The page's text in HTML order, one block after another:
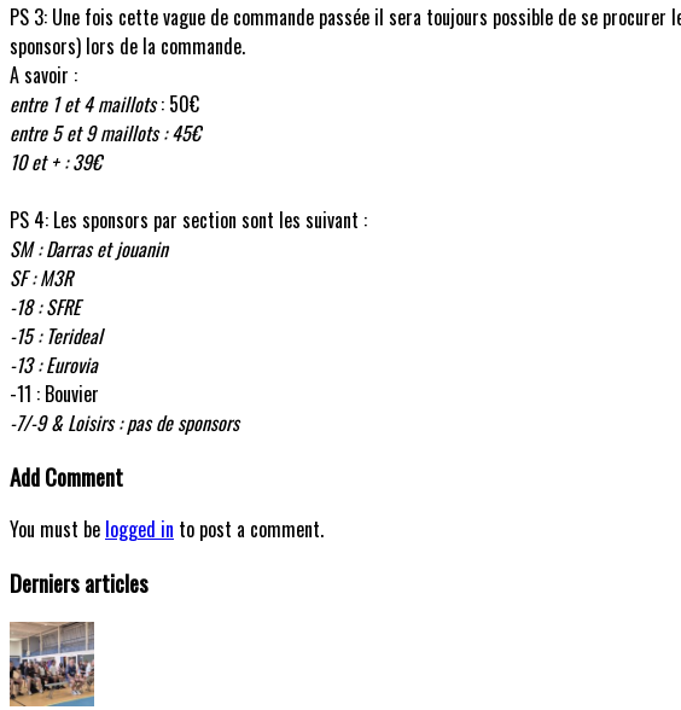
PS 3: Une fois cette vague de commande passée il sera toujours possible de se
sponsors) lors de la commande.
A savoir :
entre 1 et 4 maillots: 50€
entre 5 et 9 maillots : 45€
10 et + : 39€
PS 4: Les sponsors par section sont les suivant :
SM : Darras et jouanin
SF : M3R
-18 : SFRE
-15 : Terideal
-13 : Eurovia
-11 : Bouvier
-7/-9 & Loisirs : pas de sponsors
Add Comment
You must be logged in to post a comment.
Derniers articles